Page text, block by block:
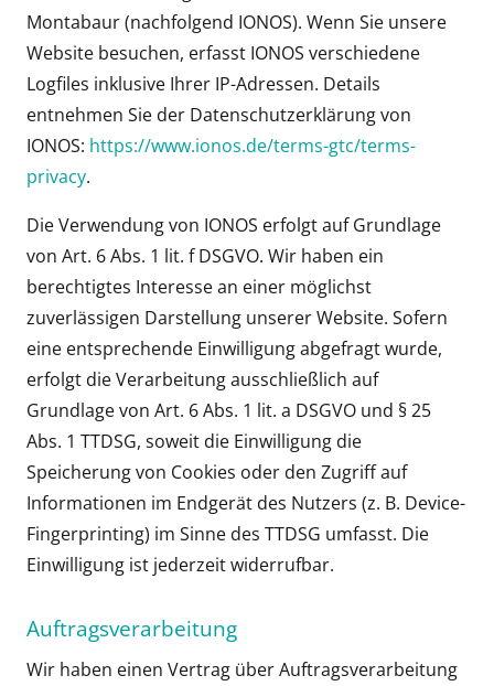
Montabaur (nachfolgend IONOS). Wenn Sie unsere
Website besuchen, erfasst IONOS verschiedene
Logfiles inklusive Ihrer IP-Adressen. Details
entnehmen Sie der Datenschutzerklärung von
IONOS: https://www.ionos.de/terms-gtc/terms-
privacy.
Die Verwendung von IONOS erfolgt auf Grundlage
von Art. 6 Abs. 1 lit. f DSGVO. Wir haben ein
berechtigtes Interesse an einer möglichst
zuverlässigen Darstellung unserer Website. Sofern
eine entsprechende Einwilligung abgefragt wurde,
erfolgt die Verarbeitung ausschließlich auf
Grundlage von Art. 6 Abs. 1 lit. a DSGVO und § 25
Abs. 1 TTDSG, soweit die Einwilligung die
Speicherung von Cookies oder den Zugriff auf
Informationen im Endgerät des Nutzers (z. B. Device-
Fingerprinting) im Sinne des TTDSG umfasst. Die
Einwilligung ist jederzeit widerrufbar.
Auftragsverarbeitung
Wir haben einen Vertrag über Auftragsverarbeitung